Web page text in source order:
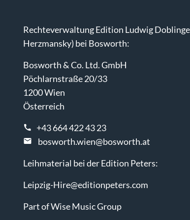
Rechteverwaltung Edition Ludwig
Herzmansky) bei Bosworth:
Bosworth & Co. Ltd. GmbH
Pöchlarnstraße 20/33
1200 Wien
Österreich
+43 664 422 43 23
bosworth.wien@bosworth.at
Leihmaterial bei der Edition Peters:
Leipzig-Hire@editionpeters.com
Part of Wise Music Group